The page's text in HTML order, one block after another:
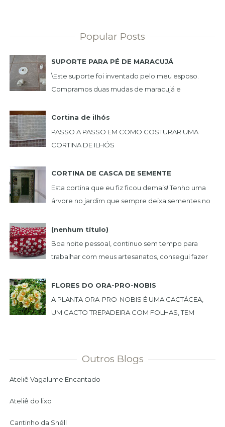
Popular Posts
SUPORTE PARA PÉ DE MARACUJÁ
\Este suporte foi inventado pelo meu esposo.
Compramos duas mudas de maracujá e
incomoda-se e nã...
Cortina de ilhós
PASSO A PASSO EM COMO COSTURAR UMA
CORTINA DE ILHÓS
CORTINA DE CASCA DE SEMENTE
Esta cortina que eu fiz ficou demais! Tenho uma
árvore no jardim que sempre deixa sementes no
(nenhum título)
Boa noite pessoal, continuo sem tempo para
trabalhar com meus artesanatos, consegui fazer
FLORES DO ORA-PRO-NOBIS
A PLANTA ORA-PRO-NOBIS É UMA CACTÁCEA,
UM CACTO TREPADEIRA COM FOLHAS, TEM
Outros Blogs
Ateliê Vagalume Encantado
Ateliê do lixo
Cantinho da Shéll